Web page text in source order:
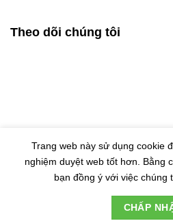
Theo dõi chúng tôi
© Bản quyền thuộc về
Đây là cửa hàng demo nhằm
đơn hàng sẽ không có
Trang web này sử dụng cookie
nghiệm duyệt web tốt hơn. Bằng
bạn đồng ý với việc chúng
CHẤP